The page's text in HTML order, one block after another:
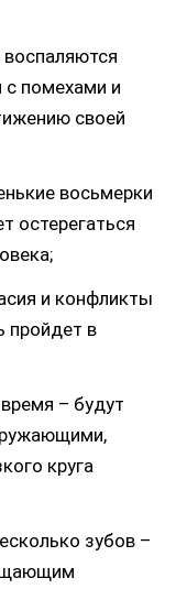
с помехами и
своей
восьмерки
остерегаться
и конфликты
пройдет в
– будут
круга
зубов –